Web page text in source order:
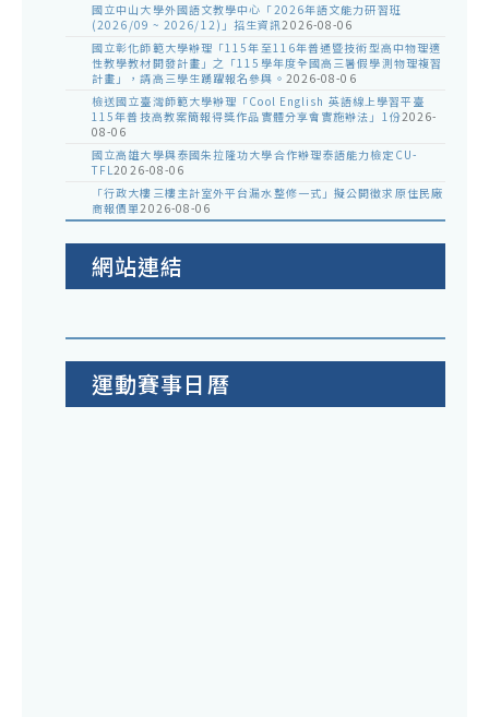
國立中山大學外國語文教學中心「2026年語文能力研習班
(2026/09 ~ 2026/12)」招生資訊2026-08-06
國立彰化師範大學辦理「115年至116年普通暨技術型高中物理適
性教學教材開發計畫」之「115學年度全國高三暑假學測物理複習
計畫」，請高三學生踴躍報名參與。 2026-08-06
檢送國立臺灣師範大學辦理「Cool English 英語線上學習平臺
115年普技高教案簡報得獎作品實體分享會實施辦法」1份2026-
08-06
國立高雄大學與泰國朱拉隆功大學合作辦理泰語能力檢定CU-
TFL2026-08-06
「行政大樓三樓主計室外平台漏水整修一式」擬公開徵求原住民廠
商報價單2026-08-06
網站連結
運動賽事日曆